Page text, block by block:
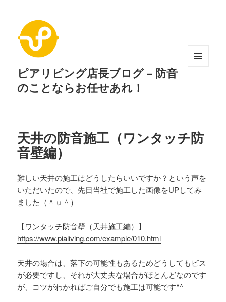
ピアリビング店長ブログ – 防音
のことならお任せあれ！
天井の防音施工（ワンタッチ防
音壁編）
難しい天井の施工はどうしたらいいですか？という声を
いただいたので、先日当社で施工した画像をUPしてみ
ました（＾ｕ＾）
【ワンタッチ防音壁（天井施工編）】
https://www.pialiving.com/example/010.html
天井の場合は、落下の可能性もあるためどうしてもビス
が必要ですし、それが大丈夫な場合がほとんどなのです
が、コツがわかればご自分でも施工は可能です^^